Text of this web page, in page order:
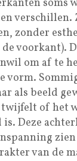
soms
verschillen.
zonder
voorkant).
om af te
vorm.
als beeld
of het
Deze
zien
van de